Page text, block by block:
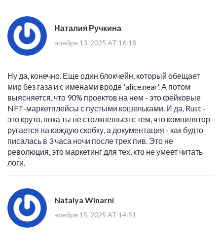
Наталия Ручкина
ноября 13, 2025 AT 16:18
Ну да, конечно. Еще один блокчейн, который обещает
мир без газа и с именами вроде 'alice.near'. А потом
выясняется, что 90% проектов на нем - это фейковые
NFT-маркетплейсы с пустыми кошельками. И да, Rust -
это круто, пока ты не столкнешься с тем, что компилятор
ругается на каждую скобку, а документация - как будто
писалась в 3 часа ночи после трех пив. Это не
революция, это маркетинг для тех, кто не умеет читать
логи.
Natalya Winarni
ноября 15, 2025 AT 14:51